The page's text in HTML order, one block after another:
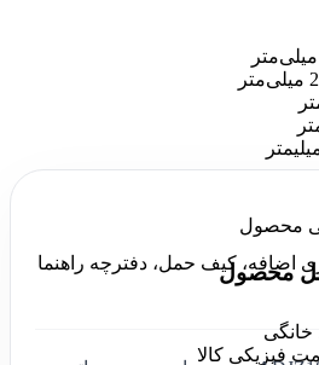
اضافه، کیف حمل، دفترچه راهنما
فیزیکی کالا
محصول
محصول